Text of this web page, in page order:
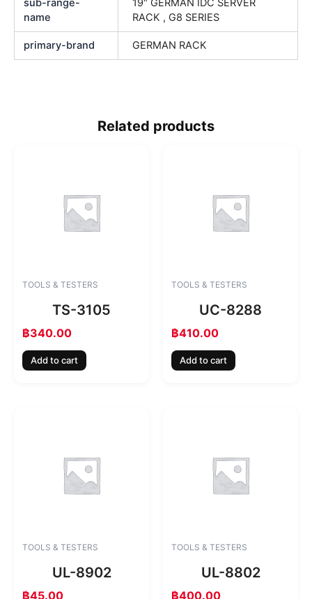
sub-range-
name
19″ GERMAN IDC SERVER
RACK , G8 SERIES
primary-brand GERMAN RACK
Related products
TOOLS & TESTERS
TS-3105
฿340.00
Add to cart
TOOLS & TESTERS
UC-8288
฿410.00
Add to cart
TOOLS & TESTERS
UL-8902
฿45.00
TOOLS & TESTERS
UL-8802
฿400.00